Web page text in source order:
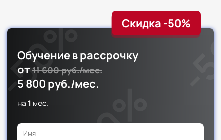
Скидка -50%
Обучение в рассрочку
от11 600 руб./мес.
5 800 руб./мес.
на 1 мес.